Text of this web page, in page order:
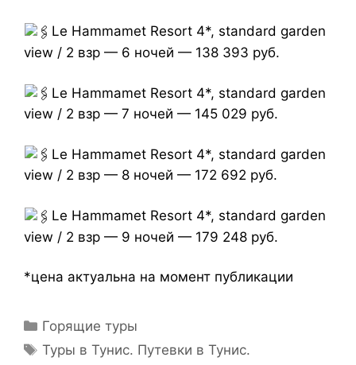
Le Hammamet Resort 4*, standard garden
view / 2 взр — 6 ночей — 138 393 руб.
Le Hammamet Resort 4*, standard garden
view / 2 взр — 7 ночей — 145 029 руб.
Le Hammamet Resort 4*, standard garden
view / 2 взр — 8 ночей — 172 692 руб.
Le Hammamet Resort 4*, standard garden
view / 2 взр — 9 ночей — 179 248 руб.
*цена актуальна на момент публикации
Горящие туры
Туры в Тунис. Путевки в Тунис.